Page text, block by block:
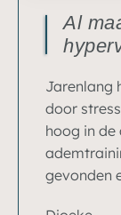
Al
Jarenlang
door
hoog in
gevonden